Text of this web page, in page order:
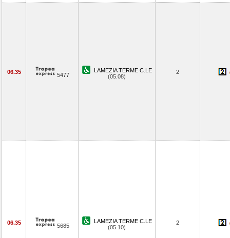
06.35 5477
LAMEZIA TERME C.LE
(05.08)
2
06.35 5685
LAMEZIA TERME C.LE
(05.10)
2